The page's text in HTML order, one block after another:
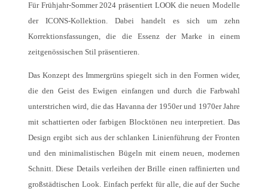
Für Frühjahr-Sommer 2024 präsentiert LOOK die neuen Modelle
der ICONS-Kollektion. Dabei handelt es sich um zehn
Korrektionsfassungen, die die Essenz der Marke in einem
zeitgenössischen Stil präsentieren.
Das Konzept des Immergrüns spiegelt sich in den Formen wider,
die den Geist des Ewigen einfangen und durch die Farbwahl
unterstrichen wird, die das Havanna der 1950er und 1970er Jahre
mit schattierten oder farbigen Blocktönen neu interpretiert. Das
Design ergibt sich aus der schlanken Linienführung der Fronten
und den minimalistischen Bügeln mit einem neuen, modernen
Schnitt. Diese Details verleihen der Brille einen raffinierten und
großstädtischen Look. Einfach perfekt für alle, die auf der Suche